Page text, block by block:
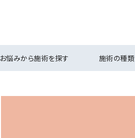
お悩みから施術を探す 施術の種